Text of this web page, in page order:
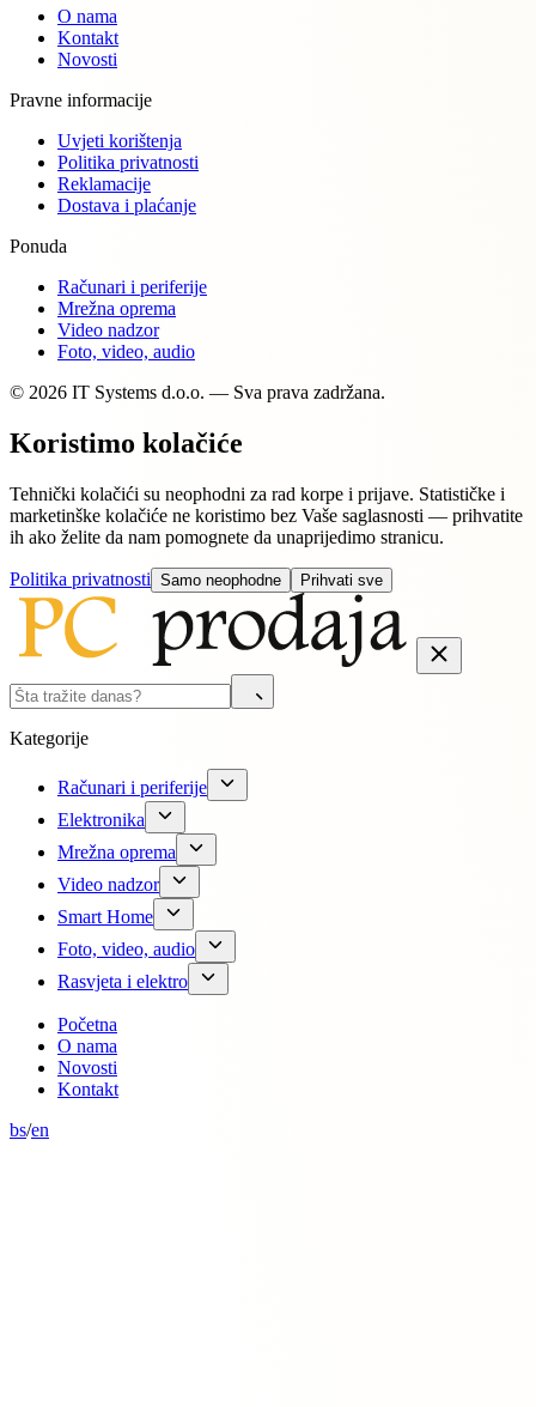
O nama
Kontakt
Novosti
Pravne informacije
Uvjeti korištenja
Politika privatnosti
Reklamacije
Dostava i plaćanje
Ponuda
Računari i periferije
Mrežna oprema
Video nadzor
Foto, video, audio
© 2026 IT Systems d.o.o. — Sva prava zadržana.
Koristimo kolačiće
Tehnički kolačići su neophodni za rad korpe i prijave. Statističke i
marketinške kolačiće ne koristimo bez Vaše saglasnosti — prihvatite
ih ako želite da nam pomognete da unaprijedimo stranicu.
Politika privatnosti Samo neophodne Prihvati sve
Kategorije
Računari i periferije
Elektronika
Mrežna oprema
Video nadzor
Smart Home
Foto, video, audio
Rasvjeta i elektro
Početna
O nama
Novosti
Kontakt
bs/en